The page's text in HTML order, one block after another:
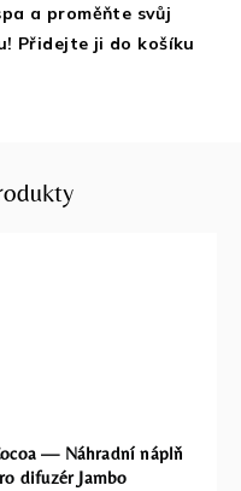
a proměňte svůj
Přidejte ji do košíku
— Náhradní náplň
difuzér Jambo